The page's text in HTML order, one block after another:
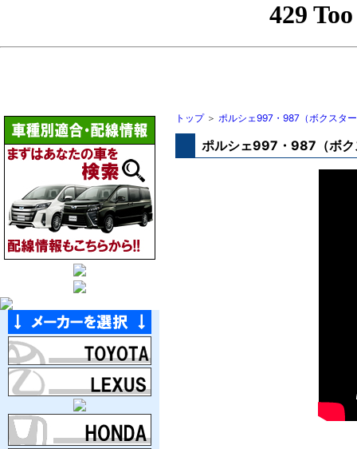
トップ＞ ポルシェ997・987（ボクスタ
ポルシェ997・987（ボク